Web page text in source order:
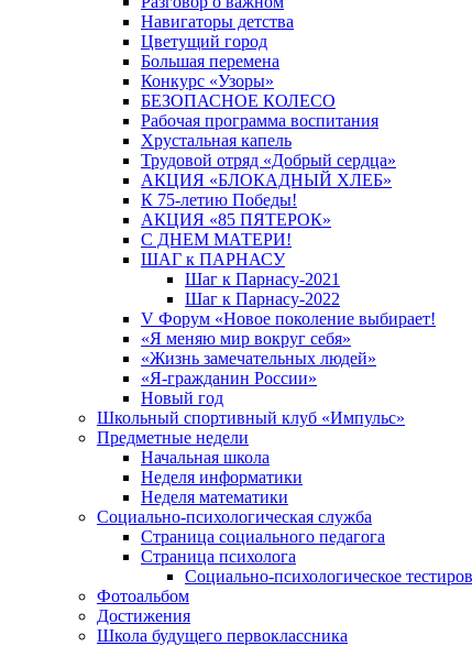
Навигаторы детства
Цветущий город
Большая перемена
Конкурс «Узоры»
БЕЗОПАСНОЕ КОЛЕСО
Рабочая программа воспитания
Хрустальная капель
Трудовой отряд «Добрый сердца»
АКЦИЯ «БЛОКАДНЫЙ ХЛЕБ»
К 75-летию Победы!
АКЦИЯ «85 ПЯТЕРОК»
С ДНЕМ МАТЕРИ!
ШАГ к ПАРНАСУ
Шаг к Парнасу-2021
Шаг к Парнасу-2022
V Форум «Новое поколение выбирает!
«Я меняю мир вокруг себя»
«Жизнь замечательных людей»
«Я-гражданин России»
Новый год
Школьный спортивный клуб «Импульс»
Предметные недели
Начальная школа
Неделя информатики
Неделя математики
Социально-психологическая служба
Страница социального педагога
Страница психолога
Социально-психологическое
Фотоальбом
Достижения
Школа будущего первоклассника